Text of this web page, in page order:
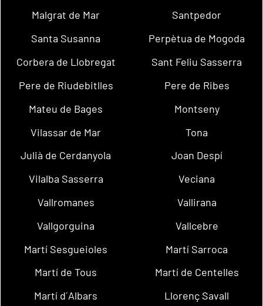
Malgrat de Mar
Santpedor
Santa Susanna
Perpètua de Mogoda
Corbera de Llobregat
Sant Feliu Sasserra
Pere de Riudebitlles
Pere de Ribes
Mateu de Bages
Montseny
Vilassar de Mar
Tona
Julià de Cerdanyola
Joan Despí
Vilalba Sasserra
Veciana
Vallromanes
Vallirana
Vallgorguina
Vallcebre
Martí Sesgueioles
Martí Sarroca
Martí de Tous
Martí de Centelles
Martí d´Albars
Llorenç Savall